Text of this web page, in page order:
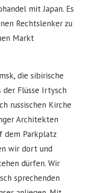
mit Japan. Es
Rechtslenker zu
Markt
die sibirische
Flüsse Irtysch
russischen Kirche
Architekten
dem Parkplatz
wir dort und
dürfen. Wir
sprechenden